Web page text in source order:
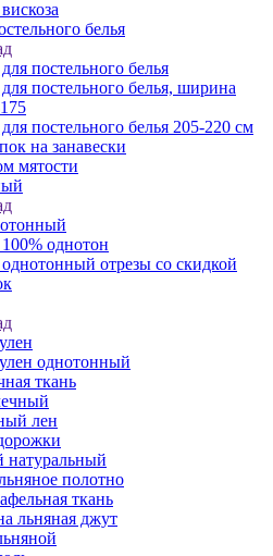
белья
постельного белья
постельного белья, ширина
постельного белья 205-220 см
на занавески
мятости
однотон
отрезы со скидкой
однотонный
ткань
лен
натуральный
полотно
ткань
льняная джут